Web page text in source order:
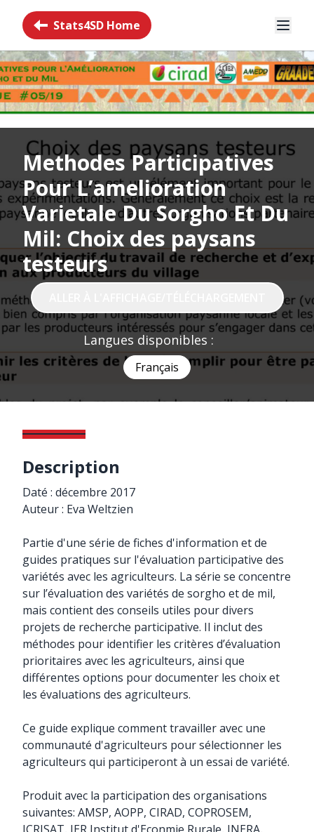
Stats4SD Home
Methodes Participatives
Pour L’amelioration
Varietale Du Sorgho Et Du
Mil: Choix des paysans
testeurs
Langues disponibles :
Français
Description
Daté : décembre 2017
Auteur : Eva Weltzien
Partie d'une série de fiches d'information et de
guides pratiques sur l'évaluation participative des
variétés avec les agriculteurs. La série se concentre
sur l’évaluation des variétés de sorgho et de mil,
mais contient des conseils utiles pour divers
projets de recherche participative. Il inclut des
méthodes pour identifier les critères d’évaluation
prioritaires avec les agriculteurs, ainsi que
différentes options pour documenter les choix et
les évaluations des agriculteurs.
Ce guide explique comment travailler avec une
communauté d'agriculteurs pour sélectionner les
agriculteurs qui participeront à un essai de variété.
Produit avec la participation des organisations
suivantes: AMSP, AOPP, CIRAD, COPROSEM,